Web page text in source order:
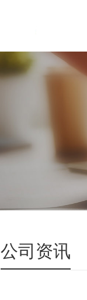
公司资讯